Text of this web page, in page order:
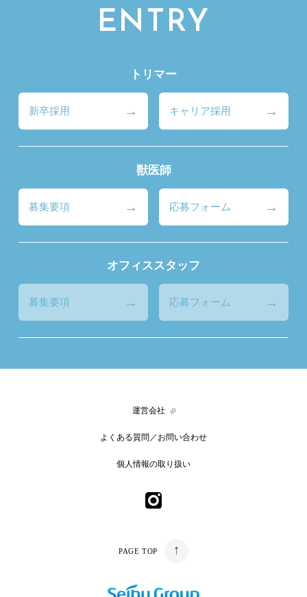
ENTRY
トリマー
新卒採用 キャリア採用
獣医師
募集要項 応募フォーム
オフィススタッフ
募集要項 応募フォーム
運営会社
よくある質問／お問い合わせ
個人情報の取り扱い
PAGE TOP